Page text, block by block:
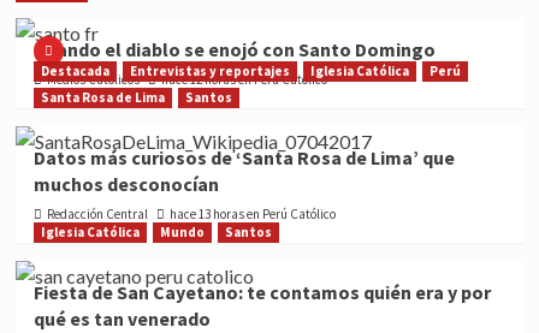
Cuando el diablo se enojó con Santo Domingo
Medios Católicos hace 12 horas en Perú Católico
Destacada Entrevistas y reportajes Iglesia Católica
Perú
Santa Rosa de Lima
Santos
Datos más curiosos de ‘Santa Rosa de Lima’ que
muchos desconocían
Redacción Central
hace 13 horas en Perú Católico
Iglesia Católica
Mundo Santos
Fiesta de San Cayetano: te contamos quién era y por
qué es tan venerado